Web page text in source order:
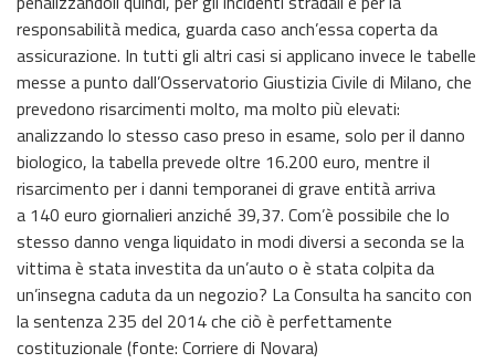
responsabilità medica, guarda caso anch’essa coperta da
assicurazione. In tutti gli altri casi si applicano invece le tabelle
messe a punto dall’Osservatorio Giustizia Civile di Milano, che
prevedono risarcimenti molto, ma molto più elevati:
analizzando lo stesso caso preso in esame, solo per il danno
biologico, la tabella prevede oltre 16.200 euro, mentre il
risarcimento per i danni temporanei di grave entità arriva
a 140 euro giornalieri anziché 39,37. Com’è possibile che lo
stesso danno venga liquidato in modi diversi a seconda se la
vittima è stata investita da un’auto o è stata colpita da
un’insegna caduta da un negozio? La Consulta ha sancito con
la sentenza 235 del 2014 che ciò è perfettamente
costituzionale (fonte: Corriere di Novara)